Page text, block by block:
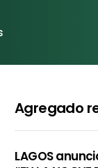
Agregado
LAGOS